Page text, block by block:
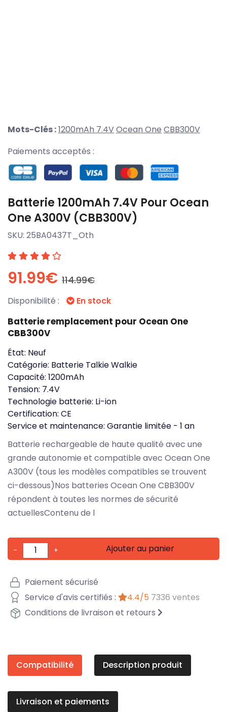
Mots-Clés :1200mAh 7.4VOcean One CBB300V
Paiements acceptés :
Batterie 1200mAh 7.4V Pour Ocean
One A300V (CBB300V)
SKU: 25BA0437T_Oth
91.99€ 114.99€
Disponibilité : En stock
Batterie remplacement pour Ocean One
CBB300V
État: Neuf
Catégorie: Batterie Talkie Walkie
Capacité: 1200mAh
Tension: 7.4V
Technologie batterie: Li-ion
Certification: CE
Service et maintenance: Garantie limitée - 1 an
Batterie rechargeable de haute qualité avec une
grande autonomie et compatible avec Ocean One
A300V (tous les modèles compatibles se trouvent
ci-dessous)Nos batteries Ocean One CBB300V
répondent à toutes les normes de sécurité
actuellesContenu de l
- + Ajouter au panier
Paiement sécurisé
Service d'avis certifiés :
4.4/5 7336 ventes
Conditions de livraison et retours
Compatibilité Description produit
Livraison et paiements